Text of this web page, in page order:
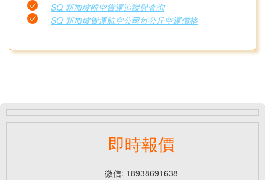
SQ 新加坡航空貨運追蹤與査詢
SQ 新加坡貨運航空公司每公斤空運價格
即時報價
微信: 18938691638